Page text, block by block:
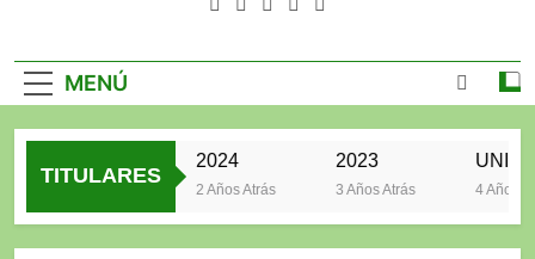
MENÚ
TITULARES
2024
2 Años Atrás
2023
3 Años Atrás 4 Años